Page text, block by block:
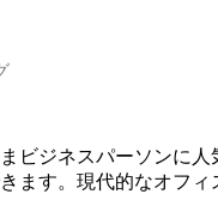
ビジネスパーソンに
ます。現代的なオフ